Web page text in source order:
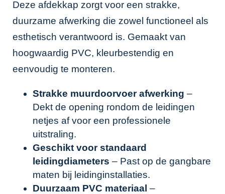
Deze afdekkap zorgt voor een strakke,
duurzame afwerking die zowel functioneel als
esthetisch verantwoord is. Gemaakt van
hoogwaardig PVC, kleurbestendig en
eenvoudig te monteren.
Strakke muurdoorvoer afwerking –
Dekt de opening rondom de leidingen
netjes af voor een professionele
uitstraling.
Geschikt voor standaard
leidingdiameters – Past op de gangbare
maten bij leidinginstallaties.
Duurzaam PVC materiaal –